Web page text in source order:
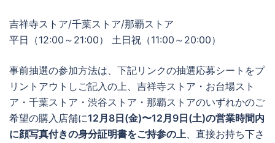
吉祥寺ストア/千葉ストア/那覇ストア
平日（12:00～21:00） 土日祝（11:00～20:00）
事前抽選の参加方法は、下記リンクの抽選応募シートをプ
リントアウトしご記入の上、吉祥寺ストア・お台場スト
ア・千葉ストア・渋谷ストア・那覇ストアのいずれかのご
希望の購入店舗に12月8日(金)〜12月9日(土)の営業時間内
に顔写真付きの身分証明書をご持参の上、直接お持ち下さ